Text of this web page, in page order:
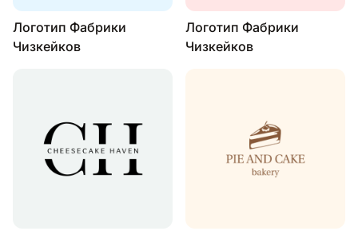
Логотип Фабрики
Чизкейков
Логотип Фабрики
Чизкейков